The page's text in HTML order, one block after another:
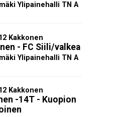
Ylipainehalli TN A
Kakkonen
- FC Siili/valkea
Ylipainehalli TN A
Kakkonen
-14T - Kuopion